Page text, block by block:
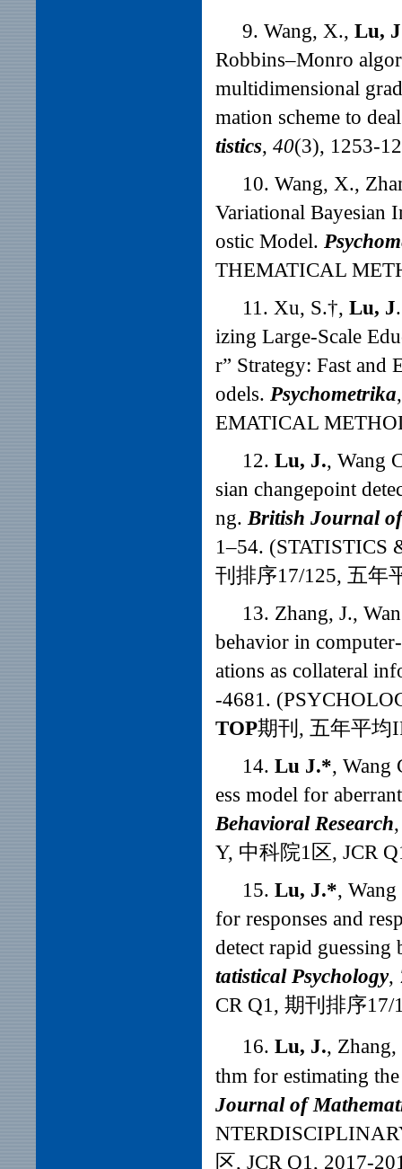
9. Wang, X., Lu,
Robbins–Monro
multidimensional
mation scheme to
tistics, 40(3), 1253-
10. Wang, X.,
Variational Bayesian
ostic Model.
THEMATICAL
11. Xu, S.†, Lu, J.
izing Large-Scale
r” Strategy: Fast and
odels. Psychometrika
EMATICAL
12. Lu, J., Wang
sian changepoint
ng.British Journal
1–54.
刊排序17/125, 五年
13. Zhang, J.,
behavior in
ations as collateral
-4681.
TOP期刊, 五年平均
14. Lu J.*, Wang
ess model for
Behavioral Research
Y, 中科院1区, JCR
15. Lu, J.*,
for responses and
detect rapid
tatistical Psychology,
CR Q1, 期刊排序
16. Lu, J., Zhang,
thm for estimating
Journal of
区, JCR Q1, 2017-